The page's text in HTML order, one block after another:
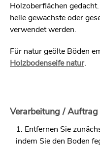
Holzoberflächen
helle gewachste oder
verwendet werden.
Für natur geölte Böden
Holzbodenseife natur.
Verarbeitung / Auftrag
1. Entfernen Sie
indem Sie den Boden